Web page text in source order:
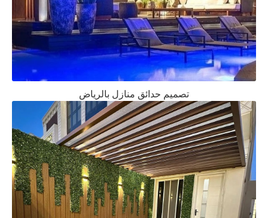
تصميم حدائق منازل بالرياض